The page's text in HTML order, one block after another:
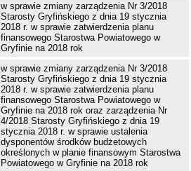
w sprawie zmiany zarządzenia Nr 3/2018
Starosty Gryfińskiego z dnia 19 stycznia
2018 r. w sprawie zatwierdzenia planu
finansowego Starostwa Powiatowego w
Gryfinie na 2018 rok
w sprawie zmiany zarządzenia Nr 3/2018
Starosty Gryfińskiego z dnia 19 stycznia
2018 r. w sprawie zatwierdzenia planu
finansowego Starostwa Powiatowego w
Gryfinie na 2018 rok oraz zarządzenia Nr
4/2018 Starosty Gryfińskiego z dnia 19
stycznia 2018 r. w sprawie ustalenia
dysponentów środków budżetowych
określonych w planie finansowym Starostwa
Powiatowego w Gryfinie na 2018 rok